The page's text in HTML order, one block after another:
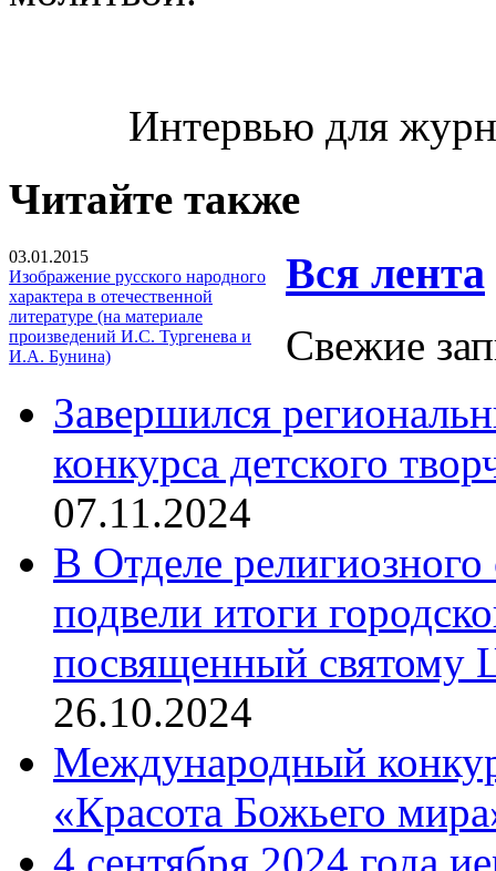
Интервью для
Читайте также
03.01.2015
Изображение русского народного
характера в отечественной
литературе (на материале
произведений И.С. Тургенева и
И.А. Бунина)
Вся лента
Свежие
Завершился
конкурса детского
07.11.2024
В Отделе религиозного
подвели итоги
посвященный святому
26.10.2024
Международный
«Красота Божьего